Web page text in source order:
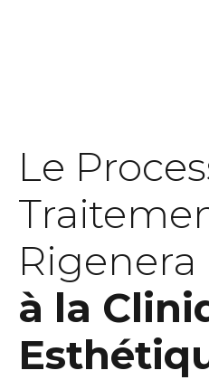
Le
Rigenera
à la